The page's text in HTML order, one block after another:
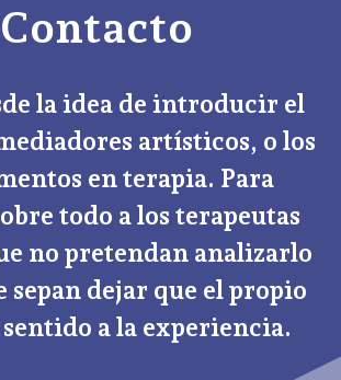
Contacto
la idea de introducir el
artísticos, o los
en terapia. Para
todo a los terapeutas
no pretendan analizarlo
sepan dejar que el propio
a la experiencia.